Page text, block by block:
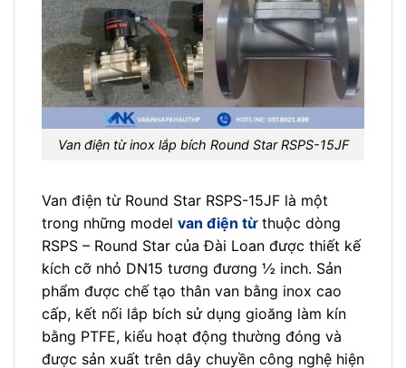
Van điện từ inox lắp bích Round Star RSPS-15JF
Van điện từ Round Star RSPS-15JF là một
trong những model van điện từthuộc dòng
RSPS – Round Star của Đài Loan được thiết kế
kích cỡ nhỏ DN15 tương đương ½ inch. Sản
phẩm được chế tạo thân van bằng inox cao
cấp, kết nối lắp bích sử dụng gioăng làm kín
bằng PTFE, kiểu hoạt động thường đóng và
được sản xuất trên dây chuyền công nghệ hiện